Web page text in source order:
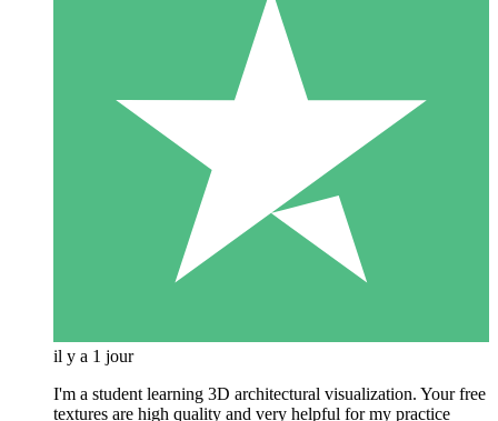
il y a 1 jour
I'm a student learning 3D architectural visualization. Your free
textures are high quality and very helpful for my practice